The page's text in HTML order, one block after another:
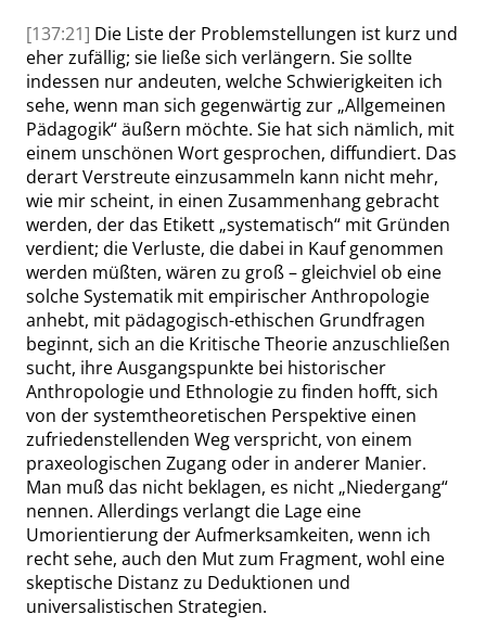
[137:21] Die Liste der Problemstellungen ist kurz und
eher zufällig; sie ließe sich verlängern. Sie sollte
indessen nur andeuten, welche Schwierigkeiten ich
sehe, wenn man sich gegenwärtig zur „Allgemeinen
Pädagogik“äußern möchte. Sie hat sich nämlich, mit
einem unschönen Wort gesprochen, diffundiert. Das
derart Verstreute einzusammeln kann nicht mehr,
wie mir scheint, in einen Zusammenhang gebracht
werden, der das Etikett „systematisch“ mit Gründen
verdient; die Verluste, die dabei in Kauf genommen
werden müßten, wären zu groß – gleichviel ob eine
solche Systematik mit empirischer Anthropologie
anhebt, mit pädagogisch-ethischen Grundfragen
beginnt, sich an die Kritische Theorie anzuschließen
sucht, ihre Ausgangspunkte bei historischer
Anthropologie und Ethnologie zu finden hofft, sich
von der systemtheoretischen Perspektive einen
zufriedenstellenden Weg verspricht, von einem
praxeologischen Zugang oder in anderer Manier.
Man muß das nicht beklagen, es nicht „Niedergang“
nennen. Allerdings verlangt die Lage eine
Umorientierung der Aufmerksamkeiten, wenn ich
recht sehe, auch den Mut zum Fragment, wohl eine
skeptische Distanz zu Deduktionen und
universalistischen Strategien.